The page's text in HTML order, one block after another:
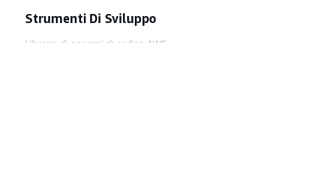
Strumenti Di Sviluppo
Libreria di esempi di codice AWS